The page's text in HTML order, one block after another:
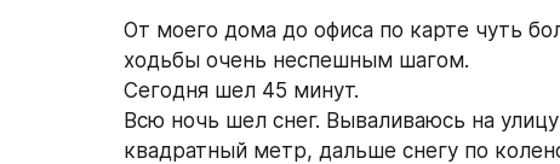
От моего дома до офиса по карте чуть
ходьбы очень неспешным шагом.
Сегодня шел 45 минут.
Всю ночь шел снег. Вываливаюсь на
квадратный метр, дальше снегу по